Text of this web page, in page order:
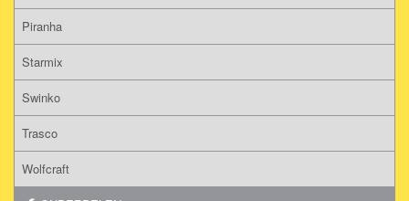
Piranha
Starmix
Swinko
Trasco
Wolfcraft